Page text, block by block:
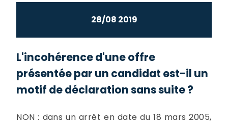
28/08 2019
L'incohérence d'une offre
présentée par un candidat est-il un
motif de déclaration sans suite ?
NON : dans un arrêt en date du 18 mars 2005,